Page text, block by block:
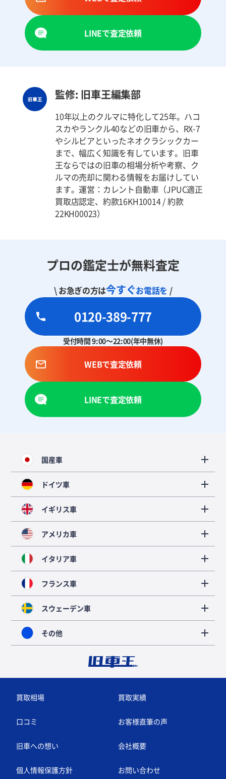
LINEで査定依頼
監修: 旧車王編集部
10年以上のクルマに特化して25年。ハコ
スカやランクル40などの旧車から、RX-7
やシルビアといったネオクラシックカー
まで、幅広く知識を有しています。旧車
王ならではの旧車の相場分析や考察、ク
ルマの売却に関わる情報をお届けしてい
ます。運営：カレント自動車（JPUC適正
買取店認定、約款16KH10014 / 約款
22KH00023）
プロの鑑定士が無料査定
\ お急ぎの方は今すぐお電話を /
0120-389-777
受付時間 9:00～22:00(年中無休)
WEBで査定依頼
LINEで査定依頼
国産車
ドイツ車
イギリス車
アメリカ車
イタリア車
フランス車
スウェーデン車
その他
買取相場 買取実績
口コミ お客様直筆の声
旧車への想い 会社概要
個人情報保護方針 お問い合わせ